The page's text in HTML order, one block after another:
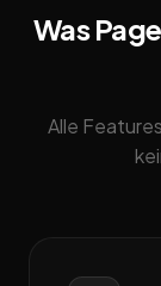
Was
Alle